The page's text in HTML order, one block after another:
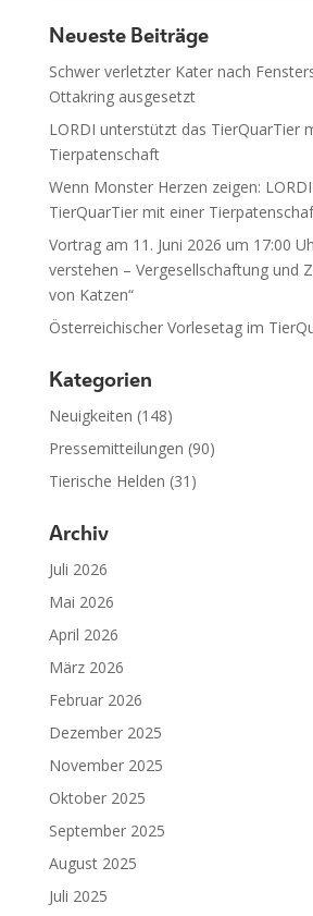
Neueste Beiträge
Schwer verletzter Kater nach
Ottakring ausgesetzt
LORDI unterstützt das TierQuarTier
Tierpatenschaft
Wenn Monster Herzen zeigen:
TierQuarTier mit einer
Vortrag am 11. Juni 2026 um 17:00
verstehen – Vergesellschaftung und
von Katzen“
Österreichischer Vorlesetag im
Kategorien
Neuigkeiten (148)
Pressemitteilungen (90)
Tierische Helden (31)
Archiv
Juli 2026
Mai 2026
April 2026
März 2026
Februar 2026
Dezember 2025
November 2025
Oktober 2025
September 2025
August 2025
Juli 2025